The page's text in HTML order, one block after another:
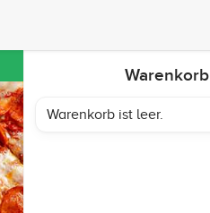
Warenkorb
Warenkorb ist leer.